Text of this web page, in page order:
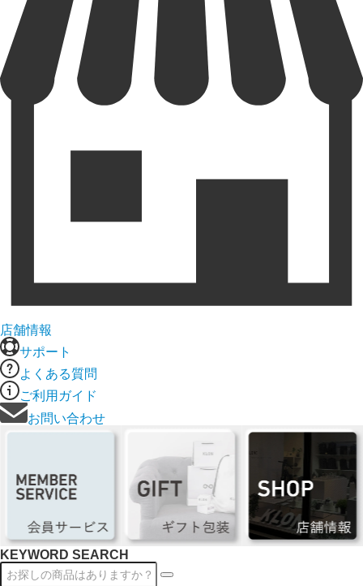
店舗情報
サポート
よくある質問
ご利用ガイド
お問い合わせ
KEYWORD SEARCH